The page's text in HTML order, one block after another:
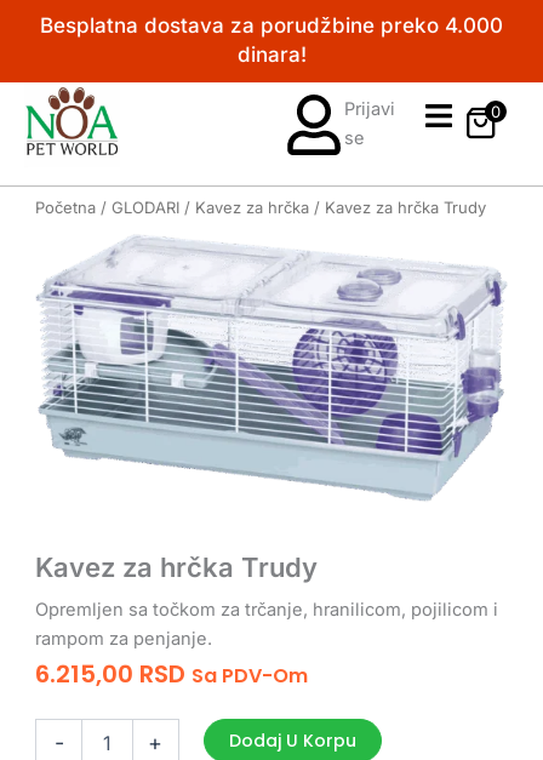
PređiBesplatna dostava za porudžbine preko 4.000
dinara!
Prijavi
se
0
Početna /GLODARI / Kavez za hrčka / Kavez za hrčka Trudy
Kavez za hrčka Trudy
Opremljen sa točkom za trčanje, hranilicom, pojilicom i
rampom za penjanje.
6.215,00 RSD Sa PDV-Om
- + Dodaj U Korpu